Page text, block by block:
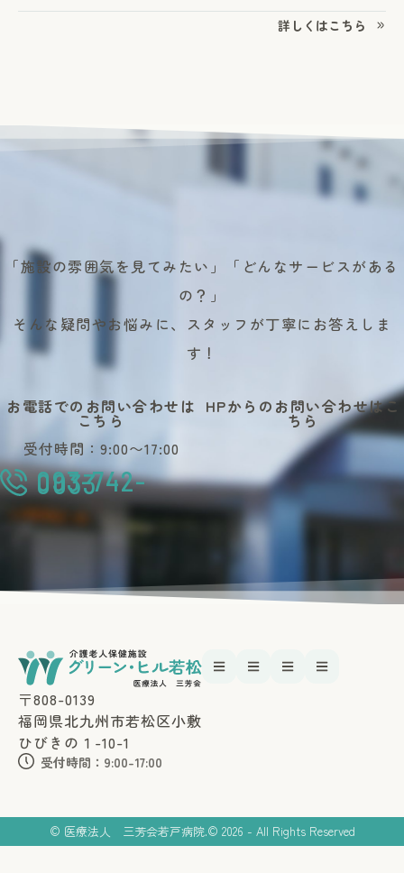
詳しくはこちら
「施設の雰囲気を見てみたい」「どんなサービスがある
の？」
そんな疑問やお悩みに、スタッフが丁寧にお答えしま
す！
お電話でのお問い合わせは
こちら
受付時間：9:00〜17:00
093-742-
0033
HPからのお問い合わせはこ
ちら
〒808-0139
福岡県北九州市若松区小敷
ひびきの１-10-1
受付時間：9:00-17:00
© 医療法人 三芳会若戸病院.© 2026 - All Rights Reserved